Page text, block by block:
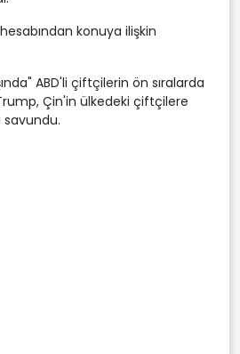
konuya ilişkin
ABD'li çiftçilerin ön sıralarda
Çin'in ülkedeki çiftçilere
savundu.